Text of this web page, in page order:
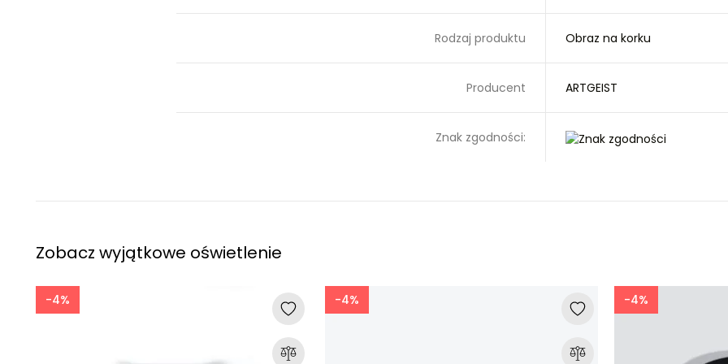
Rodzaj produktu Obraz na korku
Producent ARTGEIST
Znak zgodności:
Zobacz wyjątkowe oświetlenie
-4% -4% -4%